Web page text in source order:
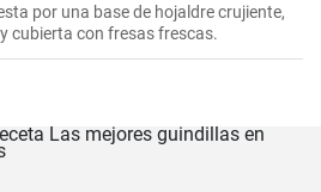
por una base de hojaldre crujiente,
cubierta con fresas frescas.